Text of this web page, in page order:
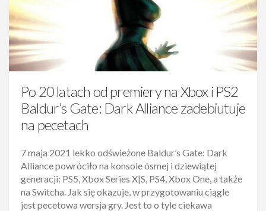
Po 20 latach od premiery na Xbox i PS2
Baldur’s Gate: Dark Alliance zadebiutuje
na pecetach
7 maja 2021 lekko odświeżone Baldur’s Gate: Dark
Alliance powróciło na konsole ósmej i dziewiątej
generacji: PS5, Xbox Series X|S, PS4, Xbox One, a także
na Switcha. Jak się okazuje, w przygotowaniu ciągle
jest pecetowa wersja gry. Jest to o tyle ciekawa